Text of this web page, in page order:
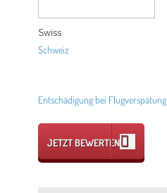
Swiss
Schweiz
Entschädigung bei Flugverspätung
JETZT BEWERTEN